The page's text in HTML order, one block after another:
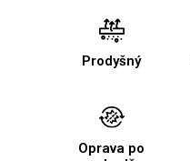
Prodyšný
Oprava po